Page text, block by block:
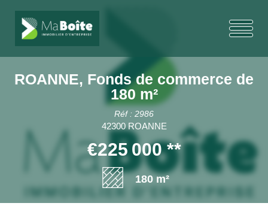
ROANNE, Fonds de commerce de
180 m²
Réf : 2986
42300 ROANNE
€225 000**
180 m²